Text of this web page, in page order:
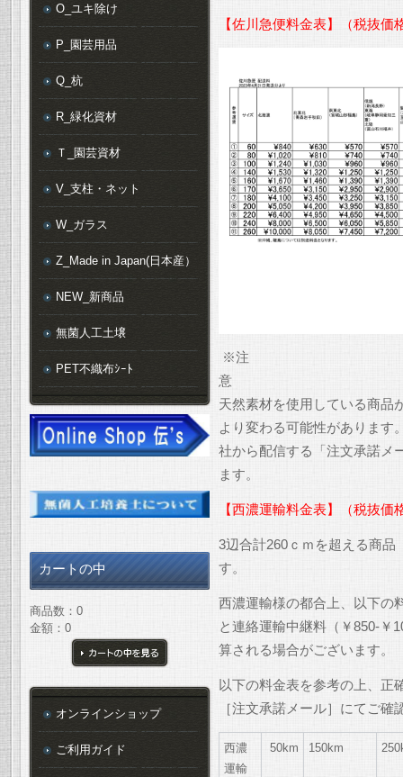
【佐川急便料金表】（税抜価
※注
天然素材を使用している商品
より変わる可能性があります
社から配信する「注文承諾メ
ます。
【西濃運輸料金表】（税抜価
3辺合計260ｃｍを超える商
す。
西濃運輸様の都合上、以下の
と連絡運輸中継料（￥850-￥
算される場合がございます。
以下の料金表を参考の上、正
［注文承諾メール］にてご確
西濃
運輸
50km 150km
O_ユキ除け
P_園芸用品
Q_杭
R_緑化資材
Ｔ_園芸資材
V_支柱・ネット
W_ガラス
Z_Made in Japan(日本産）
NEW_新商品
無菌人工土壌
PET不織布ｼｰﾄ
カートの中
商品数：0
金額：0
オンラインショップ
ご利用ガイド